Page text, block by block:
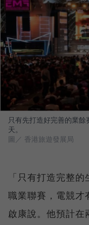
只有先打造好完善的業
天。
圖／ 香港旅遊發展局
「只有打造完整
職業聯賽，電競才
啟康說。他預計在